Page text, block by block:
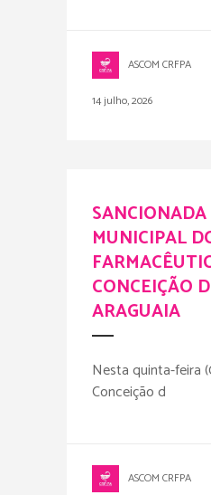
ASCOM CRFPA
14 julho, 2026
MUNICIPAL
CONCEIÇÃO
ARAGUAIA
Nesta quinta-feira
Conceição d
ASCOM CRFPA